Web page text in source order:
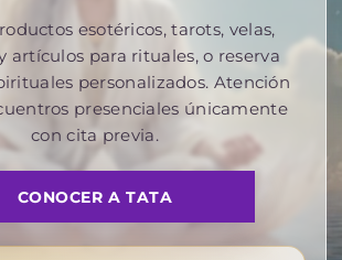
esotéricos, tarots, velas,
artículos para rituales, o reserva
personalizados. Atención
presenciales únicamente
con cita previa.
CONOCER A TATA